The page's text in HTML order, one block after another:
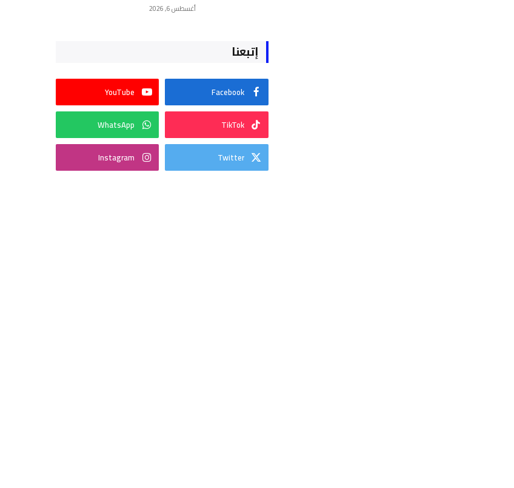
أغسطس 6, 2026
إتبعنا
Facebook
YouTube
TikTok
WhatsApp
Twitter
Instagram